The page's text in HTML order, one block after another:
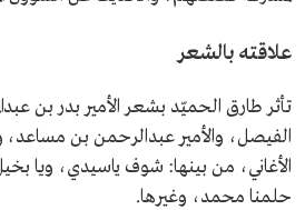
علاقته بالشعر
تأثر طارق الحميّد بشعر الأمير بدر بن
الفيصل، والأمير عبدالرحمن بن
الأغاني، من بينها: شوف ياسيدي، ويا
حلمنا محمد، وغيرها.